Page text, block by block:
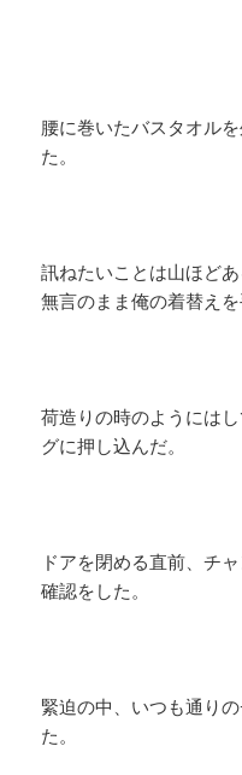
腰に巻いたバスタオル
た。
訊ねたいことは山ほど
無言のまま俺の着替えを
荷造りの時のようには
グに押し込んだ。
ドアを閉める直前、チ
確認をした。
緊迫の中、いつも通り
た。